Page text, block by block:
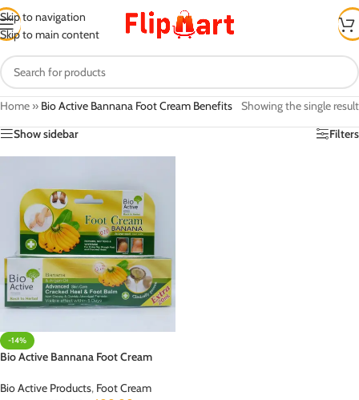
Skip to navigation
Skip to main content
Home » Bio Active Bannana Foot Cream Benefits
Showing the single result
Show sidebar
Filters
-14%
Bio Active Bannana Foot Cream
Bio Active Products, Foot Cream